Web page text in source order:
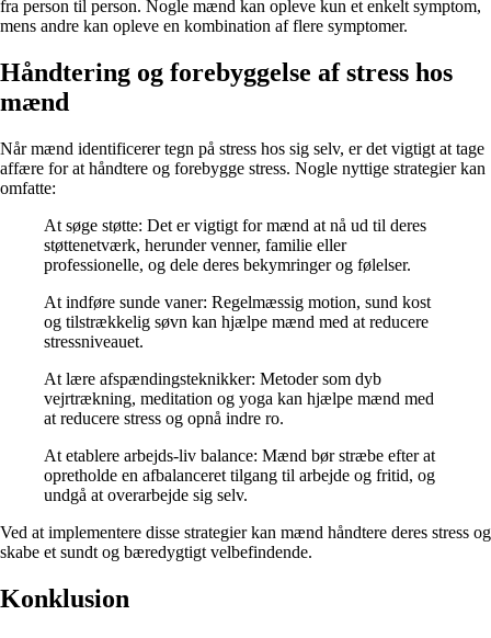
fra person til person. Nogle mænd kan opleve kun et enkelt symptom,
mens andre kan opleve en kombination af flere symptomer.
Håndtering og forebyggelse af stress hos
mænd
Når mænd identificerer tegn på stress hos sig selv, er det vigtigt at tage
affære for at håndtere og forebygge stress. Nogle nyttige strategier kan
omfatte:
At søge støtte: Det er vigtigt for mænd at nå ud til deres
støttenetværk, herunder venner, familie eller
professionelle, og dele deres bekymringer og følelser.
At indføre sunde vaner: Regelmæssig motion, sund kost
og tilstrækkelig søvn kan hjælpe mænd med at reducere
stressniveauet.
At lære afspændingsteknikker: Metoder som dyb
vejrtrækning, meditation og yoga kan hjælpe mænd med
at reducere stress og opnå indre ro.
At etablere arbejds-liv balance: Mænd bør stræbe efter at
opretholde en afbalanceret tilgang til arbejde og fritid, og
undgå at overarbejde sig selv.
Ved at implementere disse strategier kan mænd håndtere deres stress og
skabe et sundt og bæredygtigt velbefindende.
Konklusion